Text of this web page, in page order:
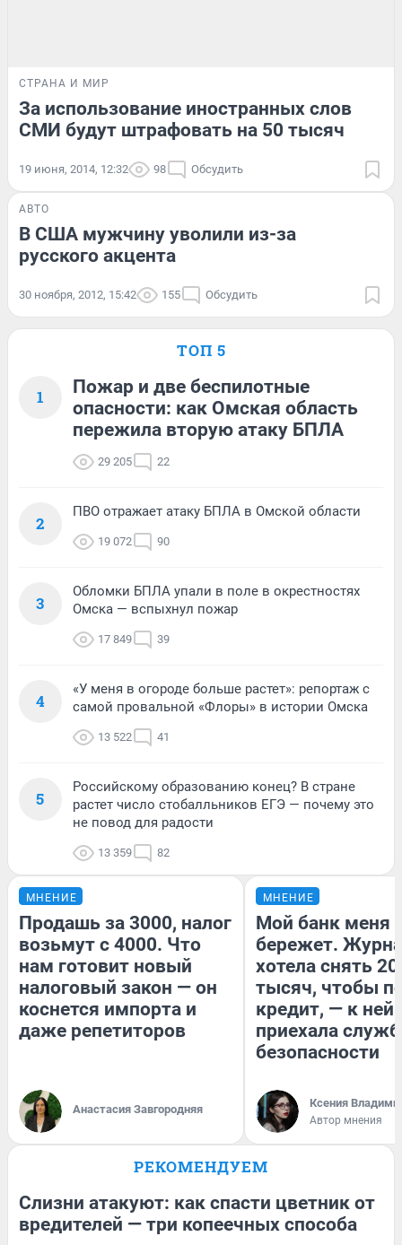
СТРАНА И МИР
За использование иностранных слов
СМИ будут штрафовать на 50 тысяч
19 июня, 2014, 12:32 98 Обсудить
АВТО
В США мужчину уволили из-за
русского акцента
30 ноября, 2012, 15:42 155 Обсудить
ТОП 5
1
Пожар и две беспилотные
опасности: как Омская область
пережила вторую атаку БПЛА
29 205 22
2
ПВО отражает атаку БПЛА в Омской области
19 072 90
3
Обломки БПЛА упали в поле в окрестностях
Омска — вспыхнул пожар
17 849 39
4
«У меня в огороде больше растет»: репортаж с
самой провальной «Флоры» в истории Омска
13 522 41
5
Российскому образованию конец? В стране
растет число стобалльников ЕГЭ — почему это
не повод для радости
13 359 82
МНЕНИЕ
Продашь за 3000, налог
возьмут с 4000. Что
нам готовит новый
налоговый закон — он
коснется импорта и
даже репетиторов
Анастасия Завгородняя
МНЕНИЕ
Мой банк меня
бережет.
хотела снять
тысяч, чтобы
кредит, — к
приехала
безопасности
Ксения
Автор мнения
РЕКОМЕНДУЕМ
Слизни атакуют: как спасти цветник от
вредителей — три копеечных способа